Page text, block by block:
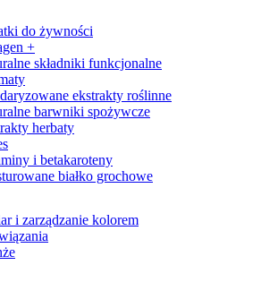
do żywności
+
składniki funkcjonalne
ekstrakty roślinne
barwniki spożywcze
herbaty
i betakaroteny
białko grochowe
i zarządzanie kolorem